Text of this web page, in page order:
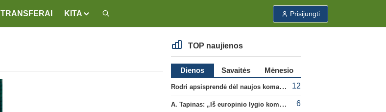
TRANSFERAI KITA Prisijungti
TOP naujienos
Dienos Savaitės
Mėnesio
Rodri apsisprendė dėl naujos komandos
12
A. Tapinas: „Iš europinio lygio komandos gavom gerų pamokų“ 6